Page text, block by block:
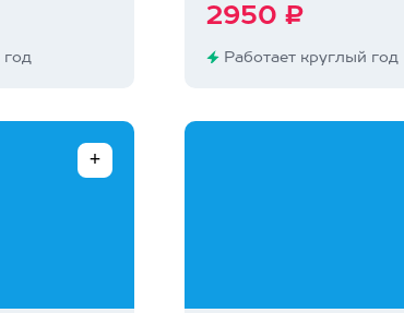
год
2950 ₽
Работает круглый год